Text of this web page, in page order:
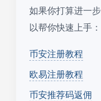
如果你打算进一
以帮你快速上手：
币安注册教程
欧易注册教程
币安推荐码返佣